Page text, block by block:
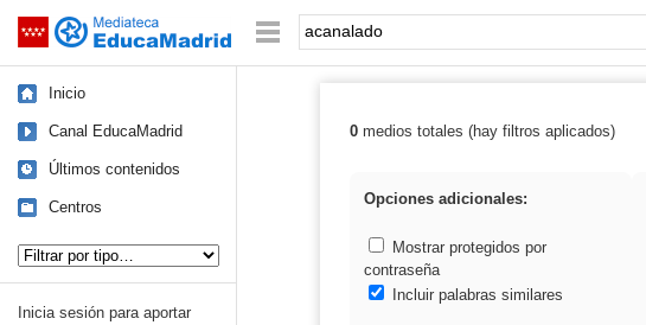
Saltar navegación Palabra o frase:
Inicio
Canal EducaMadrid
Últimos contenidos
Centros
Inicia sesión para aportar
Resultados de: acanalado
0medios totales (hay filtros aplicados)
Opciones adicionales:
Mostrar protegidos por
contraseña
Incluir palabras similares